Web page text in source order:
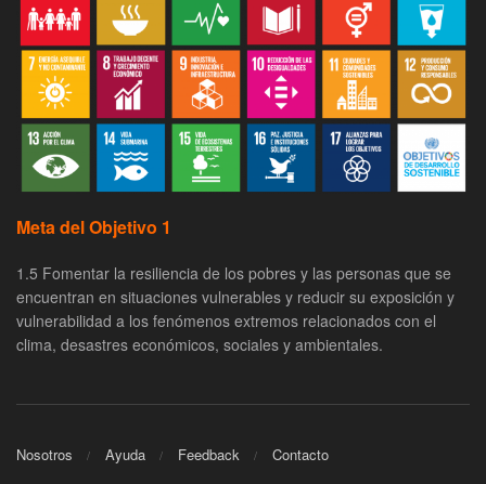
Meta del Objetivo 1
1.5 Fomentar la resiliencia de los pobres y las personas que se
encuentran en situaciones vulnerables y reducir su exposición y
vulnerabilidad a los fenómenos extremos relacionados con el
clima, desastres económicos, sociales y ambientales.
Nosotros Ayuda Feedback Contacto